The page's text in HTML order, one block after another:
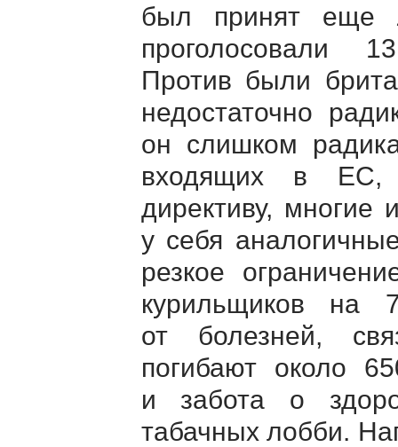
был принят еще
проголосовали
Против были
недостаточно
он слишком
входящих в ЕС,
директиву, многие
у себя
резкое
курильщиков на
от болезней,
погибают около
и забота о
табачных лобби.